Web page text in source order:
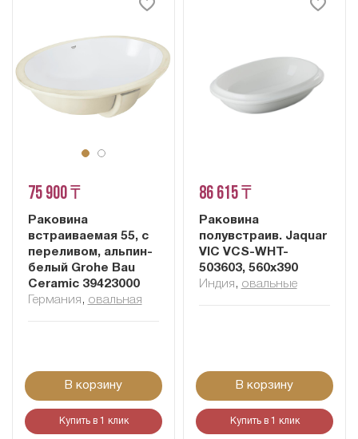
75 900 ₸
Раковина
встраиваемая 55, с
переливом, альпин-
белый Grohe Bau
Ceramic 39423000
Германия , овальная
В корзину
Купить в 1 клик
86 615 ₸
Раковина
полувстраив. Jaquar
VIC VCS-WHT-
503603, 560х390
Индия , овальные
В корзину
Купить в 1 клик